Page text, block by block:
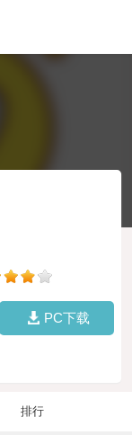
PC下载
排行